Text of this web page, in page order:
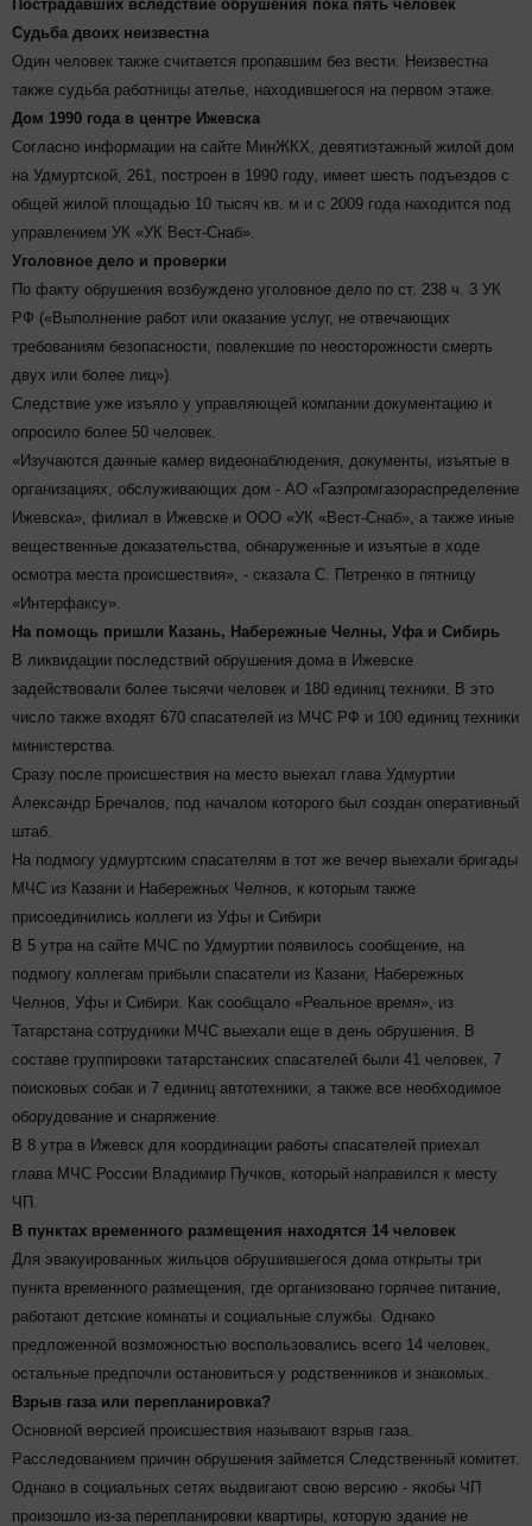
Пострадавших вследствие обрушения пока пять человек
Судьба двоих неизвестна
Один человек также считается пропавшим без вести. Неизвестна
также судьба работницы ателье, находившегося на первом этаже.
Дом 1990 года в центре Ижевска
Согласно информации на сайте МинЖКХ, девятиэтажный жилой дом
на Удмуртской, 261, построен в 1990 году, имеет шесть подъездов с
общей жилой площадью 10 тысяч кв. м и с 2009 года находится под
управлением УК «УК Вест-Снаб».
Уголовное дело и проверки
По факту обрушения возбуждено уголовное дело по ст. 238 ч. 3 УК
РФ («Выполнение работ или оказание услуг, не отвечающих
требованиям безопасности, повлекшие по неосторожности смерть
двух или более лиц»).
Следствие уже изъяло у управляющей компании документацию и
опросило более 50 человек.
«Изучаются данные камер видеонаблюдения, документы, изъятые в
организациях, обслуживающих дом - АО «Газпромгазораспределение
Ижевска», филиал в Ижевске и ООО «УК «Вест-Снаб», а также иные
вещественные доказательства, обнаруженные и изъятые в ходе
осмотра места происшествия», - сказала С. Петренко в пятницу
«Интерфаксу».
На помощь пришли Казань, Набережные Челны, Уфа и Сибирь
В ликвидации последствий обрушения дома в Ижевске
задействовали более тысячи человек и 180 единиц техники. В это
число также входят 670 спасателей из МЧС РФ и 100 единиц техники
министерства.
Сразу после происшествия на место выехал глава Удмуртии
Александр Бречалов, под началом которого был создан оперативный
штаб.
На подмогу удмуртским спасателям в тот же вечер выехали бригады
МЧС из Казани и Набережных Челнов, к которым также
присоединились коллеги из Уфы и Сибири
В 5 утра на сайте МЧС по Удмуртии появилось сообщение, на
подмогу коллегам прибыли спасатели из Казани, Набережных
Челнов, Уфы и Сибири. Как сообщало «Реальное время», из
Татарстана сотрудники МЧС выехали еще в день обрушения. В
составе группировки татарстанских спасателей были 41 человек, 7
поисковых собак и 7 единиц автотехники, а также все необходимое
оборудование и снаряжение.
В 8 утра в Ижевск для координации работы спасателей приехал
глава МЧС России Владимир Пучков, который направился к месту
ЧП.
В пунктах временного размещения находятся 14 человек
Для эвакуированных жильцов обрушившегося дома открыты три
пункта временного размещения, где организовано горячее питание,
работают детские комнаты и социальные службы. Однако
предложенной возможностью воспользовались всего 14 человек,
остальные предпочли остановиться у родственников и знакомых.
Взрыв газа или перепланировка?
Основной версией происшествия называют взрыв газа.
Расследованием причин обрушения займется Следственный комитет.
Однако в социальных сетях выдвигают свою версию - якобы ЧП
произошло из-за перепланировки квартиры, которую здание не